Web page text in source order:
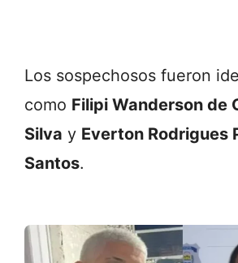
Los sospechosos fueron
como Filipi Wanderson de
Silva y Everton Rodrigues
Santos.